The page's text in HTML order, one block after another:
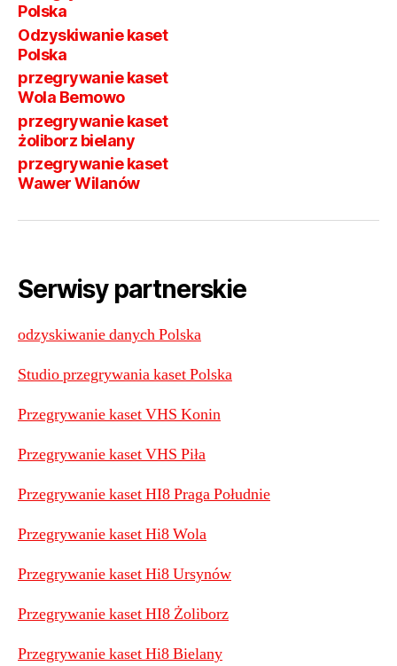
Polska
Odzyskiwanie kaset
Polska
przegrywanie kaset
Wola Bemowo
przegrywanie kaset
żoliborz bielany
przegrywanie kaset
Wawer Wilanów
Serwisy partnerskie
odzyskiwanie danych Polska
Studio przegrywania kaset Polska
​Przegrywanie kaset VHS Konin
Przegrywanie kaset VHS Piła
Przegrywanie kaset HI8 Praga Południe
Przegrywanie kaset Hi8 Wola
Przegrywanie kaset Hi8 Ursynów
Przegrywanie kaset HI8 Żoliborz
Przegrywanie kaset Hi8 Bielany